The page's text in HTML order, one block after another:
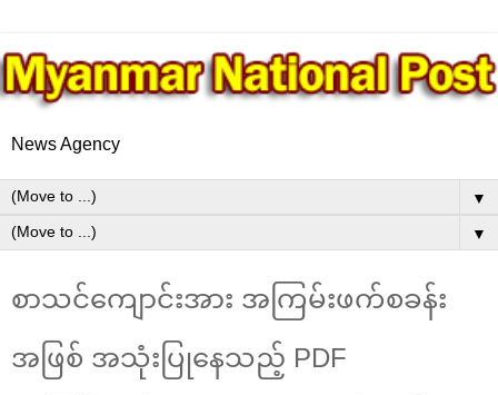
News Agency
▼
▼
စာသင်ကျောင်းအား အကြမ်းဖက်စခန်း
အဖြစ် အသုံးပြုနေသည့် PDF